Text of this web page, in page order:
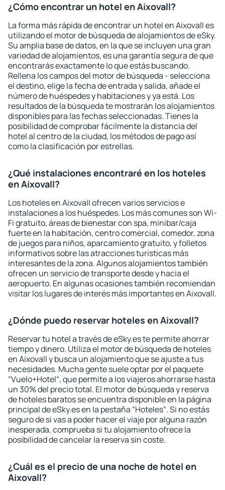
¿Cómo encontrar un hotel en Aixovall?
La forma más rápida de encontrar un hotel en Aixovall es
utilizando el motor de búsqueda de alojamientos de eSky.
Su amplia base de datos, en la que se incluyen una gran
variedad de alojamientos, es una garantía segura de que
encontrarás exactamente lo que estás buscando.
Rellena los campos del motor de búsqueda - selecciona
el destino, elige la fecha de entrada y salida, añade el
número de huéspedes y habitaciones y ya está. Los
resultados de la búsqueda te mostrarán los alojamientos
disponibles para las fechas seleccionadas. Tienes la
posibilidad de comprobar fácilmente la distancia del
hotel al centro de la ciudad, los métodos de pago así
como la clasificación por estrellas.
¿Qué instalaciones encontraré en los hoteles
en Aixovall?
Los hoteles en Aixovall ofrecen varios servicios e
instalaciones a los huéspedes. Los más comunes son Wi-
Fi gratuito, áreas de bienestar con spa, minibar/caja
fuerte en la habitación, centro comercial, comedor, zona
de juegos para niños, aparcamiento gratuito, y folletos
informativos sobre las atracciones turísticas más
interesantes de la zona. Algunos alojamientos también
ofrecen un servicio de transporte desde y hacia el
aeropuerto. En algunas ocasiones también recomiendan
visitar los lugares de interés más importantes en Aixovall.
¿Dónde puedo reservar hoteles en Aixovall?
Reservar tu hotel a través de eSky.es te permite ahorrar
tiempo y dinero. Utiliza el motor de búsqueda de hoteles
en Aixovall y busca un alojamiento que se ajuste a tus
necesidades. Mucha gente suele optar por el paquete
“Vuelo+Hotel“, que permite a los viajeros ahorrarse hasta
un 30% del precio total. El motor de búsqueda y reserva
de hoteles baratos se encuentra disponible en la página
principal de eSky.es en la pestaña “Hoteles“. Si no estás
seguro de si vas a poder hacer el viaje por alguna razón
inesperada, comprueba si tu alojamiento ofrece la
posibilidad de cancelar la reserva sin coste.
¿Cuál es el precio de una noche de hotel en
Aixovall?